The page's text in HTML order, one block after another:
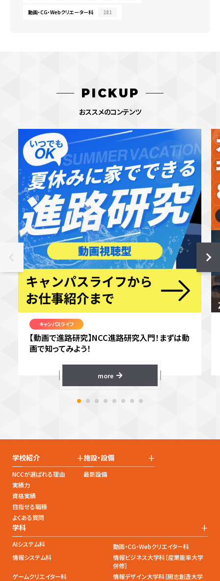
動画・CG・Webクリエーター科 281
PICKUP
おススメのコンテンツ
キャンパスライフ
【動画で進路研究】NCC進路研究入門！まずは動
画で知ってみよう！
more
学校紹介 +
NCCが選ばれる理由
実績力
資格実績
目指せる職種
よくある質問
施設・設備 +
最新設備
学科 +
AIシステム科
動画・CG・Webクリエイター科
情報システム科
情報ビジネス大学科［産業能率大学
併修］
ゲームクリエイター科
情報デザイン大学科［開志創造大学